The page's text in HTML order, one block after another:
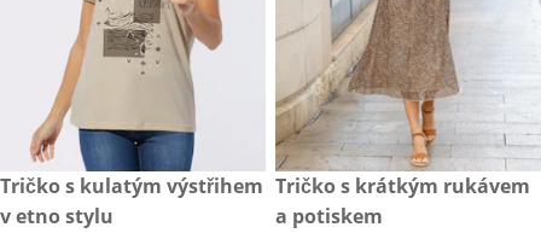
299,- Kč
Tričko s kulatým výstřihem
v etno stylu
299,- Kč
Tričko s krátkým rukávem
a potiskem